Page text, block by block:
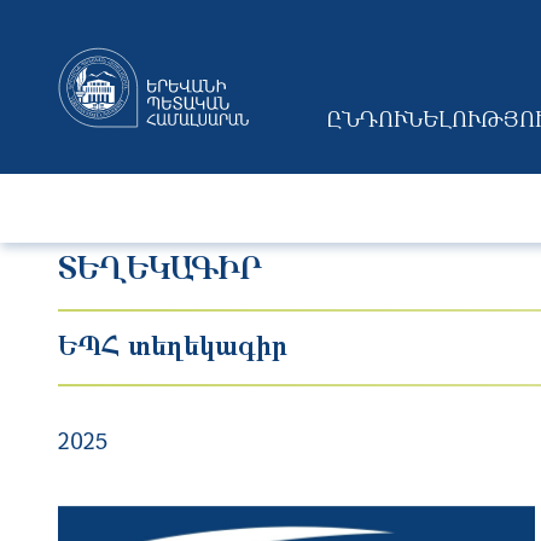
MAIN
ՏԵՂԵԿԱԳԻՐ
ԵՊՀ տեղեկագիր
2025